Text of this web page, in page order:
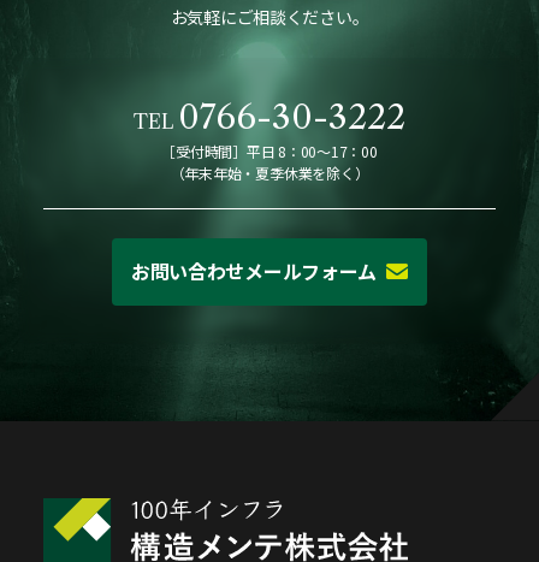
お気軽にご相談ください。
TEL 0766-30-3222
［受付時間］平日 8：00～17：00
（年末年始・夏季休業を除く）
お問い合わせメールフォーム